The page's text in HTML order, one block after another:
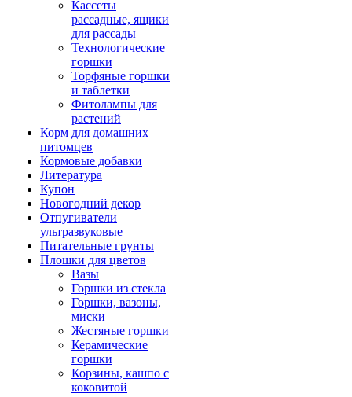
Кассеты
рассадные, ящики
для рассады
Технологические
горшки
Торфяные горшки
и таблетки
Фитолампы для
растений
Корм для домашних
питомцев
Кормовые добавки
Литература
Купон
Новогодний декор
Отпугиватели
ультразвуковые
Питательные грунты
Плошки для цветов
Вазы
Горшки из стекла
Горшки, вазоны,
миски
Жестяные горшки
Керамические
горшки
Корзины, кашпо с
коковитой